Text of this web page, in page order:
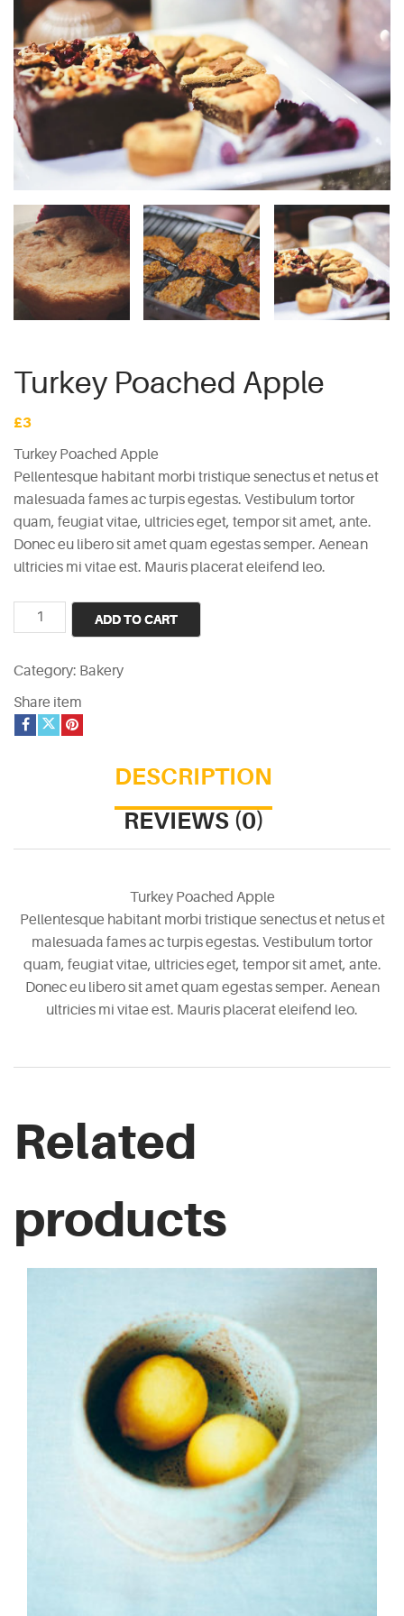
Turkey Poached Apple
£3
Turkey Poached Apple
Pellentesque habitant morbi tristique senectus et netus et
malesuada fames ac turpis egestas. Vestibulum tortor
quam, feugiat vitae, ultricies eget, tempor sit amet, ante.
Donec eu libero sit amet quam egestas semper. Aenean
ultricies mi vitae est. Mauris placerat eleifend leo.
Turkey
Poached
quantity
ADD TO CART
Category: Bakery
Share item
DESCRIPTION
REVIEWS (0)
Turkey Poached Apple
Pellentesque habitant morbi tristique senectus et netus et
malesuada fames ac turpis egestas. Vestibulum tortor
quam, feugiat vitae, ultricies eget, tempor sit amet, ante.
Donec eu libero sit amet quam egestas semper. Aenean
ultricies mi vitae est. Mauris placerat eleifend leo.
Related
products